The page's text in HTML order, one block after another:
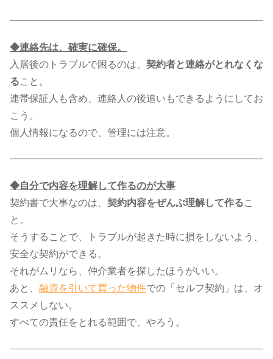
◆連絡先は、確実に確保。
入居後のトラブルで困るのは、 契約者と連絡がとれなくな
ること。
連帯保証人も含め、連絡人の後追いもできるようにしてお
こう。
個人情報になるので、管理には注意。
◆自分で内容を理解して作るのが大事
契約書で大事なのは、 契約内容をぜんぶ理解して作るこ
と。
そうすることで、トラブルが起きた時に損をしないよう、
安全な契約ができる。
それがムリなら、仲介業者を探したほうがいい。
あと、​ 融資を引いて買った物件​での「セルフ契約」は、オ
ススメしない。
すべての責任をとれる範囲で、やろう。